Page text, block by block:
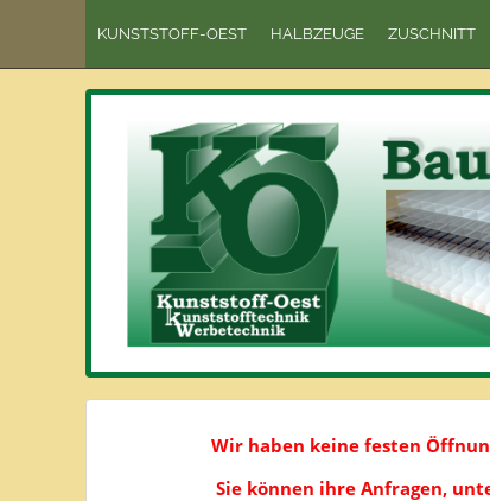
KUNSTSTOFF-OEST HALBZEUGE ZUSCHNITT
Wir haben keine festen
Sie können ihre Anfragen,